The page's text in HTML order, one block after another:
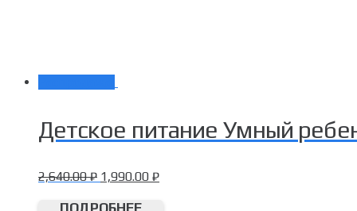
Детское питание Умный
2,640.00₽ 1,990.00 ₽